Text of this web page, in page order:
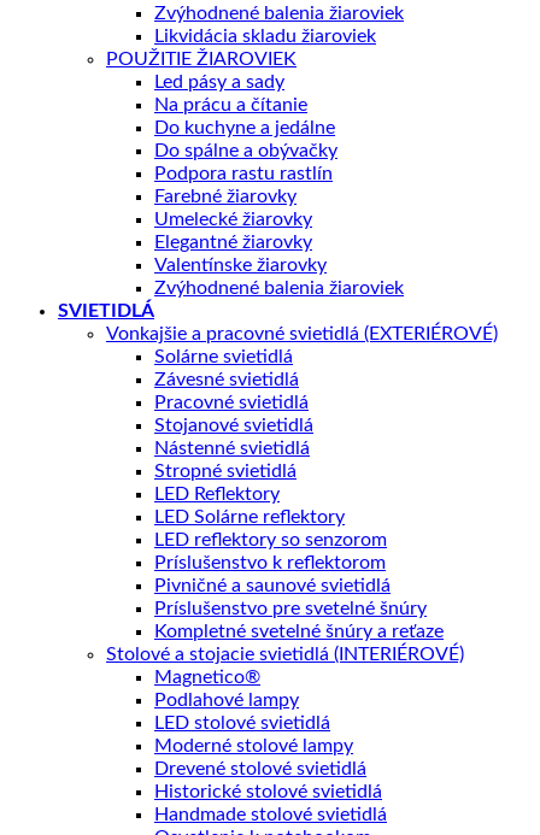
Zvýhodnené balenia žiaroviek
Likvidácia skladu žiaroviek
POUŽITIE ŽIAROVIEK
Led pásy a sady
Na prácu a čítanie
Do kuchyne a jedálne
Do spálne a obývačky
Podpora rastu rastlín
Farebné žiarovky
Umelecké žiarovky
Elegantné žiarovky
Valentínske žiarovky
Zvýhodnené balenia žiaroviek
SVIETIDLÁ
Vonkajšie a pracovné svietidlá (EXTERIÉROVÉ)
Solárne svietidlá
Závesné svietidlá
Pracovné svietidlá
Stojanové svietidlá
Nástenné svietidlá
Stropné svietidlá
LED Reflektory
LED Solárne reflektory
LED reflektory so senzorom
Príslušenstvo k reflektorom
Pivničné a saunové svietidlá
Príslušenstvo pre svetelné šnúry
Kompletné svetelné šnúry a reťaze
Stolové a stojacie svietidlá (INTERIÉROVÉ)
Magnetico®
Podlahové lampy
LED stolové svietidlá
Moderné stolové lampy
Drevené stolové svietidlá
Historické stolové svietidlá
Handmade stolové svietidlá